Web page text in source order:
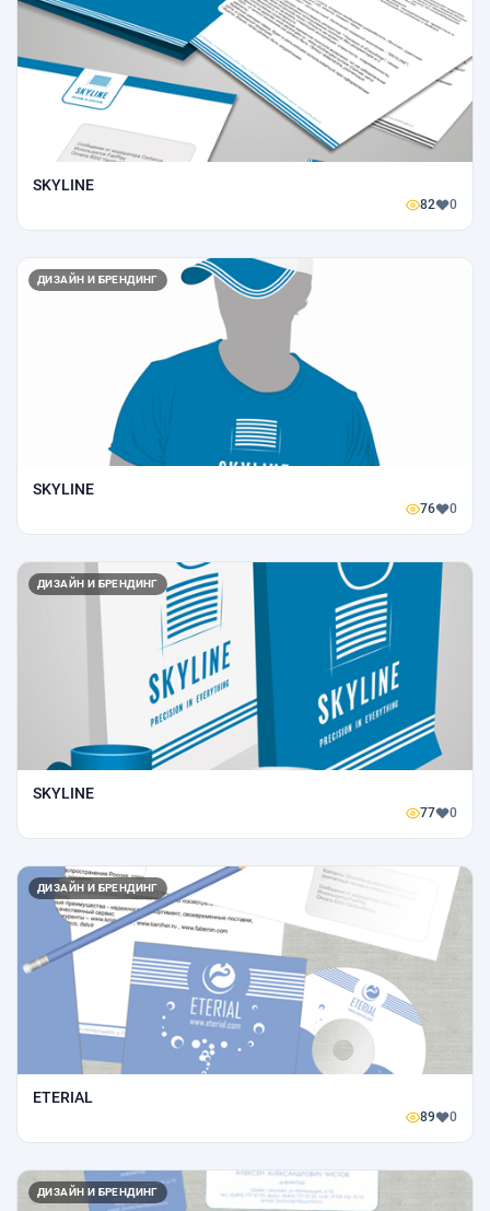
SKYLINE
82 0
ДИЗАЙН И БРЕНДИНГ
SKYLINE
76 0
ДИЗАЙН И БРЕНДИНГ
SKYLINE
77 0
ДИЗАЙН И БРЕНДИНГ
ETERIAL
89 0
ДИЗАЙН И БРЕНДИНГ